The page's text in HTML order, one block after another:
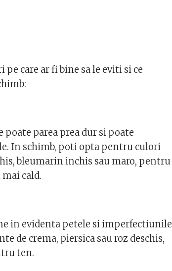
pe care ar fi bine sa le eviti si ce
poate parea prea dur si poate
In schimb, poti opta pentru culori
bleumarin inchis sau maro, pentru
cald.
in evidenta petele si imperfectiunile
de crema, piersica sau roz deschis,
ten.